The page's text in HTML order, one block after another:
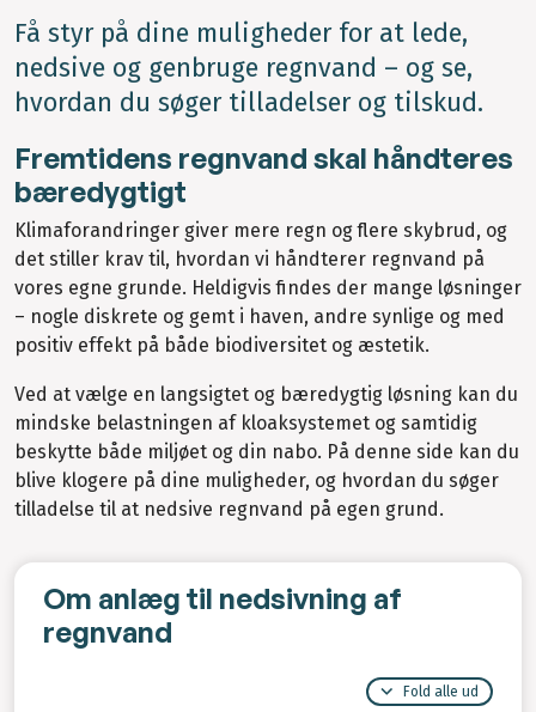
Få styr på dine muligheder for at lede,
nedsive og genbruge regnvand – og se,
hvordan du søger tilladelser og tilskud.
Fremtidens regnvand skal håndteres
bæredygtigt
Klimaforandringer giver mere regn og flere skybrud, og
det stiller krav til, hvordan vi håndterer regnvand på
vores egne grunde. Heldigvis findes der mange løsninger
– nogle diskrete og gemt i haven, andre synlige og med
positiv effekt på både biodiversitet og æstetik.
Ved at vælge en langsigtet og bæredygtig løsning kan du
mindske belastningen af kloaksystemet og samtidig
beskytte både miljøet og din nabo. På denne side kan du
blive klogere på dine muligheder, og hvordan du søger
tilladelse til at nedsive regnvand på egen grund.
Om anlæg til nedsivning af
regnvand
Fold alle ud